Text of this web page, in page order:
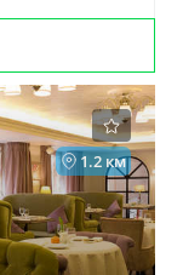
1.2 км